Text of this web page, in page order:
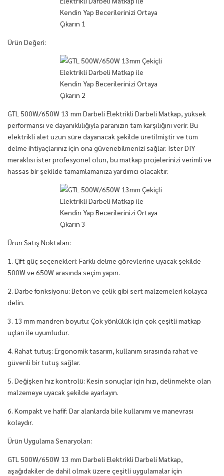
Ürün Değeri:
GTL 500W/650W 13 mm Darbeli Elektrikli Darbeli Matkap, yüksek
performansı ve dayanıklılığıyla paranızın tam karşılığını verir. Bu
elektrikli alet uzun süre dayanacak şekilde üretilmiştir ve tüm
delme ihtiyaçlarınız için ona güvenebilmenizi sağlar. İster DIY
meraklısı ister profesyonel olun, bu matkap projelerinizi verimli ve
hassas bir şekilde tamamlamanıza yardımcı olacaktır.
Ürün Satış Noktaları:
1. Çift güç seçenekleri: Farklı delme görevlerine uyacak şekilde
500W ve 650W arasında seçim yapın.
2. Darbe fonksiyonu: Beton ve çelik gibi sert malzemeleri kolayca
delin.
3. 13 mm mandren boyutu: Çok yönlülük için çok çeşitli matkap
uçları ile uyumludur.
4. Rahat tutuş: Ergonomik tasarım, kullanım sırasında rahat ve
güvenli bir tutuş sağlar.
5. Değişken hız kontrolü: Kesin sonuçlar için hızı, delinmekte olan
malzemeye uyacak şekilde ayarlayın.
6. Kompakt ve hafif: Dar alanlarda bile kullanımı ve manevrası
kolaydır.
Ürün Uygulama Senaryoları:
GTL 500W/650W 13 mm Darbeli Elektrikli Darbeli Matkap,
aşağıdakiler de dahil olmak üzere çeşitli uygulamalar için